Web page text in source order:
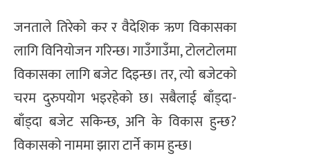
जनताले तिरेको कर र वैदेशिक ऋण विकासका
लागि विनियोजन गरिन्छ। गाउँगाउँमा, टोलटोलमा
विकासका लागि बजेट दिइन्छ। तर, त्यो बजेटको
चरम दुरुपयोग भइरहेको छ। सबैलाई बाँड्दा-
बाँड्दा बजेट सकिन्छ, अनि के विकास हुन्छ?
विकासको नाममा झारा टार्ने काम हुन्छ।